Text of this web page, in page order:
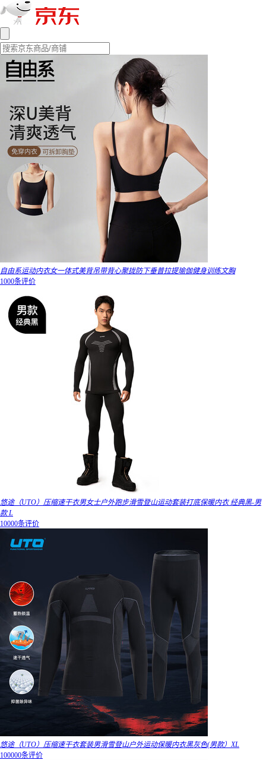
自由系运动内衣女一体式美背吊带背心聚拢防下垂普拉提瑜伽健身训练文胸
1000条评价
悠途（UTO）压缩速干衣男女士户外跑步滑雪登山运动套装打底保暖内衣 经典黑-男
款 L
10000条评价
悠途（UTO）压缩速干衣套装男滑雪登山户外运动保暖内衣黑灰色(男款）XL
100000条评价